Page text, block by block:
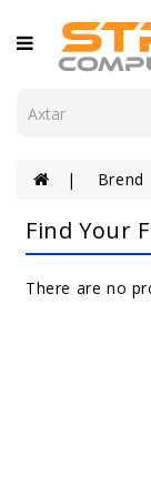
Kateqoriya
Komputer
Serverlər
Şəbəkə
Brend
Find Your
There are no